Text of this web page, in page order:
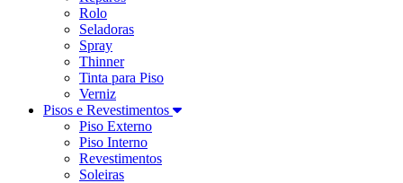
Rolo
Seladoras
Spray
Thinner
Tinta para Piso
Verniz
Pisos e Revestimentos
Piso Externo
Piso Interno
Revestimentos
Soleiras